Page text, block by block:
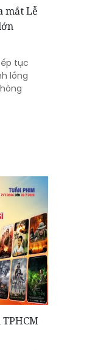
mắt Lễ
tục
lồng